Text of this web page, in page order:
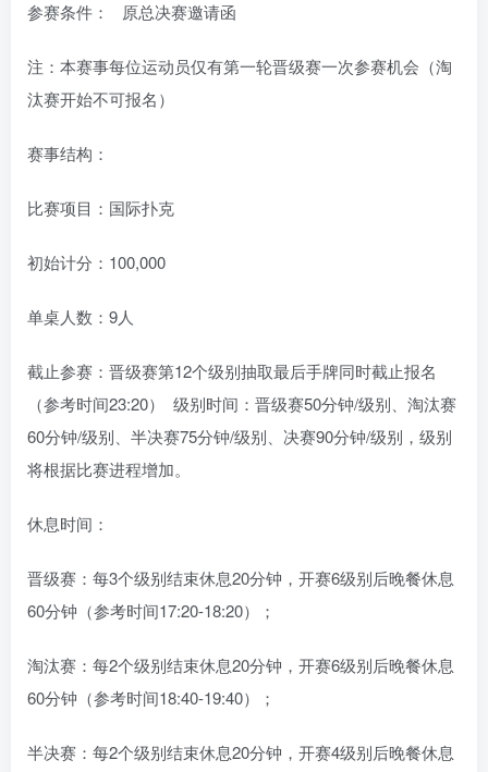
参赛条件： 原总决赛邀请函
注：本赛事每位运动员仅有第一轮晋级赛一次参赛机会（淘
汰赛开始不可报名）
赛事结构：
比赛项目：国际扑克
初始计分：100,000
单桌人数：9人
截止参赛：晋级赛第12个级别抽取最后手牌同时截止报名
（参考时间23:20） 级别时间：晋级赛50分钟/级别、淘汰赛
60分钟/级别、半决赛75分钟/级别、决赛90分钟/级别，级别
将根据比赛进程增加。
休息时间：
晋级赛：每3个级别结束休息20分钟，开赛6级别后晚餐休息
60分钟（参考时间17:20-18:20）；
淘汰赛：每2个级别结束休息20分钟，开赛6级别后晚餐休息
60分钟（参考时间18:40-19:40）；
半决赛：每2个级别结束休息20分钟，开赛4级别后晚餐休息